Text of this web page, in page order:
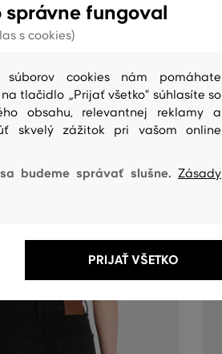
správne fungoval
s cookies)
súborov cookies nám pomáhate
tlačidlo „Prijať všetko" súhlasíte so
obsahu, relevantnej reklamy a
skvelý zážitok pri vašom online
budeme správať slušne. Zásady
PRIJAŤ VŠETKO